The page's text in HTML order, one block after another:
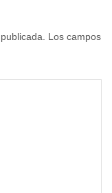
Los campos